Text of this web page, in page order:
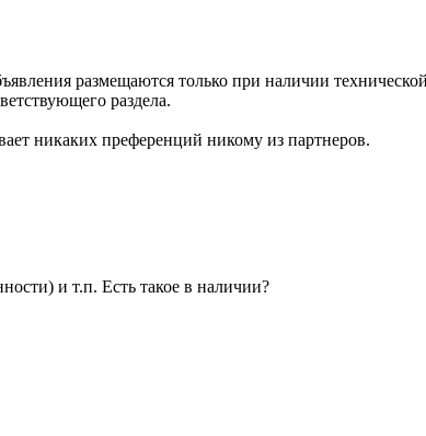
размещаются только при наличии
раздела.
никаких преференций никому из партнеров.
и т.п. Есть такое в наличии?